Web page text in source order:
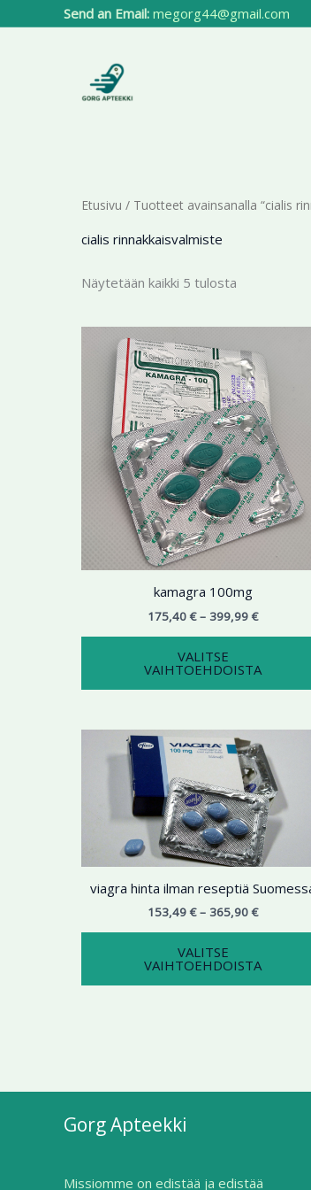
sisältöön
Send an Email: megorg44@gmail.com
Etusivu / Tuotteet avainsanalla “cialis
cialis rinnakkaisvalmiste
Näytetään kaikki 5 tulosta
kamagra 100mg
175,40€ – 399,99€
-
399,99 €
VALITSE
VAIHTOEHDOISTA
viagra hinta ilman reseptiä
153,49€ – 365,90€
153,49 €
-
365,90 €
VALITSE
VAIHTOEHDOISTA
Gorg Apteekki
Missiomme on edistää ja edistää